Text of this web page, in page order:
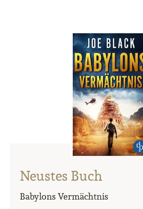
Neustes Buch
Babylons Vermächtnis